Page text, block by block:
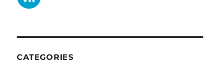
CATEGORIES